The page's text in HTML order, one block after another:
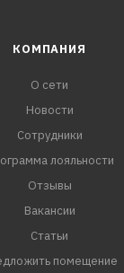
КОМПАНИЯ
О сети
Новости
Сотрудники
лояльности
Отзывы
Вакансии
Статьи
помещение